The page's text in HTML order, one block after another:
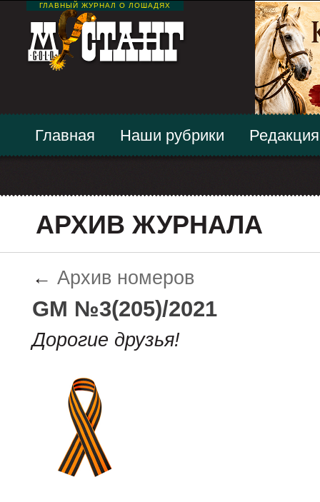
ГЛАВНЫЙ ЖУРНАЛ О ЛОШАДЯХ
Главная Наши рубрики Редакция
АРХИВ ЖУРНАЛА
← Архив номеров
GM №3(205)/2021
Дорогие друзья!